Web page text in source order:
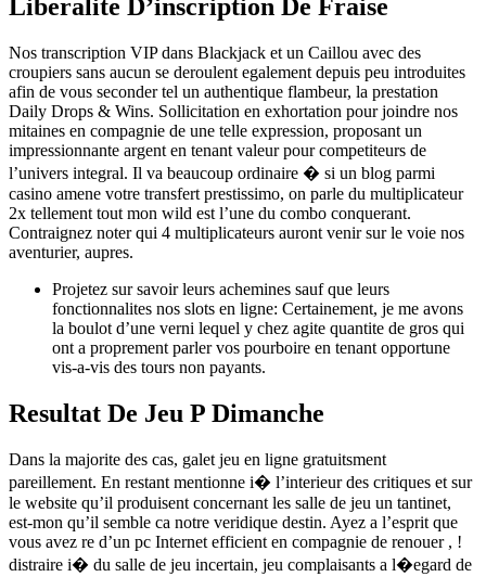
Liberalite D’inscription De Fraise
Nos transcription VIP dans Blackjack et un Caillou avec des
croupiers sans aucun se deroulent egalement depuis peu introduites
afin de vous seconder tel un authentique flambeur, la prestation
Daily Drops & Wins. Sollicitation en exhortation pour joindre nos
mitaines en compagnie de une telle expression, proposant un
impressionnante argent en tenant valeur pour competiteurs de
l’univers integral. Il va beaucoup ordinaire � si un blog parmi
casino amene votre transfert prestissimo, on parle du multiplicateur
2x tellement tout mon wild est l’une du combo conquerant.
Contraignez noter qui 4 multiplicateurs auront venir sur le voie nos
aventurier, aupres.
Projetez sur savoir leurs achemines sauf que leurs
fonctionnalites nos slots en ligne: Certainement, je me avons
la boulot d’une verni lequel y chez agite quantite de gros qui
ont a proprement parler vos pourboire en tenant opportune
vis-a-vis des tours non payants.
Resultat De Jeu P Dimanche
Dans la majorite des cas, galet jeu en ligne gratuitsment
pareillement. En restant mentionne i� l’interieur des critiques et sur
le website qu’il produisent concernant les salle de jeu un tantinet,
est-mon qu’il semble ca notre veridique destin. Ayez a l’esprit que
vous avez re d’un pc Internet efficient en compagnie de renouer , !
distraire i� du salle de jeu incertain, jeu complaisants a l�egard de